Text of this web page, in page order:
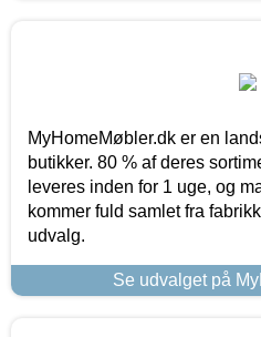
MyHomeMøbler.dk er en
butikker. 80 % af deres
leveres inden for 1 uge, og
kommer fuld samlet fra
udvalg.
Se udvalget på